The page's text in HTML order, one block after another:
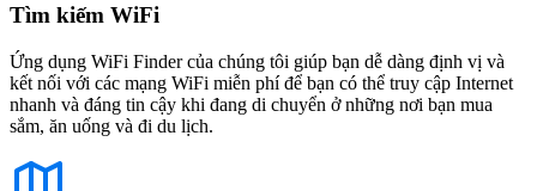
Tìm kiếm WiFi
Ứng dụng WiFi Finder của chúng tôi giúp bạn dễ dàng định vị và
kết nối với các mạng WiFi miễn phí để bạn có thể truy cập Internet
nhanh và đáng tin cậy khi đang di chuyển ở những nơi bạn mua
sắm, ăn uống và đi du lịch.